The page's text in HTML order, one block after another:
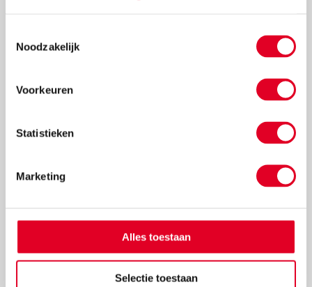
Noodzakelijk
Voorkeuren
Statistieken
Marketing
Alles toestaan
Selectie toestaan
Meer info
Aquarelverf | Van Gogh | Azogeel middel 269 | 10 ml